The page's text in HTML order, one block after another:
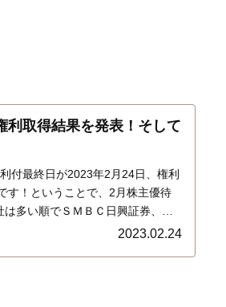
利取得結果を発表！そして
付最終日が2023年2月24日、権利
す！ということで、2月株主優待
多い順でＳＭＢＣ日興証券、ａ
券、ＳＢＩ証券でした。結果はこ
2023.02.24